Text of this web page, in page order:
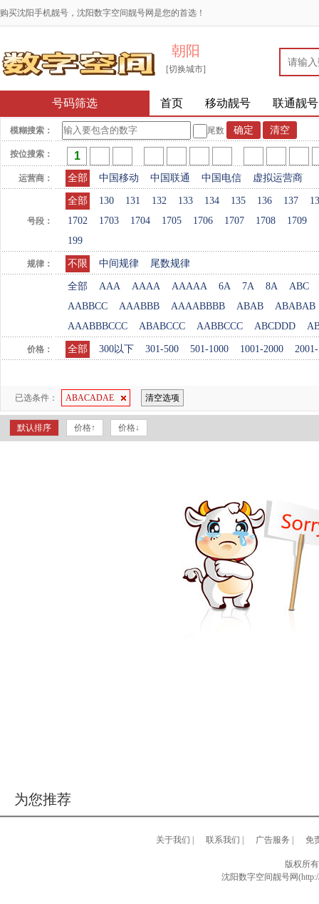
购买沈阳手机靓号，沈阳数字空间靓号网是您的首选！
朝阳
[切换城市]
号码筛选 首页 移动靓号 联通靓号
模糊搜索： 尾数
按位搜索：
运营商： 全部 中国移动 中国联通 中国电信 虚拟运营商
号段：
全部 130 131 132 133 134 135 136 137
1702
1703 1704 1705 1706 1707 1708 1709
199
规律： 不限 中间规律 尾数规律
全部 AAA AAAA AAAAA 6A 7A 8A
ABC
AABBCC
AAABBB AAAABBBB ABAB
ABABAB
AAABBBCCC
ABABCCC AABBCCC ABCDDD
价格： 全部 300以下 301-500 501-1000 1001-2000
已选条件： ABACADAE 清空选项
默认排序 价格↑ 价格↓
为您推荐
关于我们 联系我们 广告服务 免
版权所
沈阳数字空间靓号网